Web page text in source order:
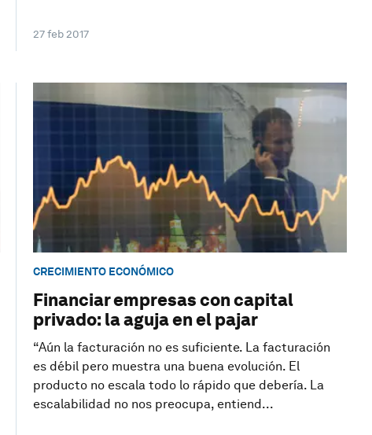
27 feb 2017
CRECIMIENTO ECONÓMICO
Financiar empresas con capital
privado: la aguja en el pajar
“Aún la facturación no es suficiente. La facturación
es débil pero muestra una buena evolución. El
producto no escala todo lo rápido que debería. La
escalabilidad no nos preocupa, entiend...